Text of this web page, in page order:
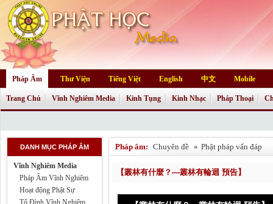
Pháp Âm Thư Viện Tiếng Việt English 中文 Mobile
Trang Chủ Vĩnh Nghiêm Media Kinh Tụng Kinh Nhạc Pháp Thoại
DANH MỤC PHÁP ÂM
Vĩnh Nghiêm Media
Pháp Âm Vĩnh Nghiêm
Hoạt động Phật Sự
Tổ Đình Vĩnh Nghiêm
Pháp âm: Chuyên đề » Phật pháp vấn đáp
【叢林有什麼？—叢林有輪迴 預告】